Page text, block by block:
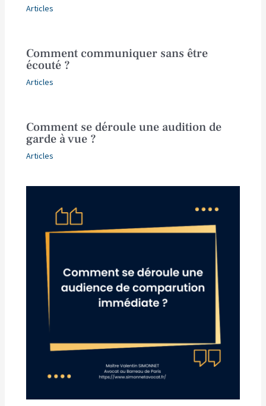
Articles
Comment communiquer sans être
écouté ?
Articles
Comment se déroule une audition de
garde à vue ?
Articles